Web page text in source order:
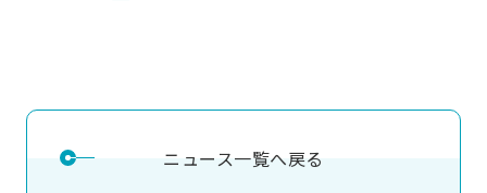
ニュース一覧へ戻る